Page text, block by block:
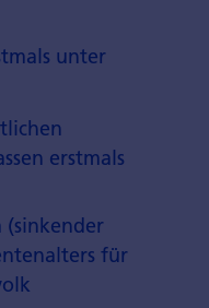
unter
erstmals
(sinkender
für